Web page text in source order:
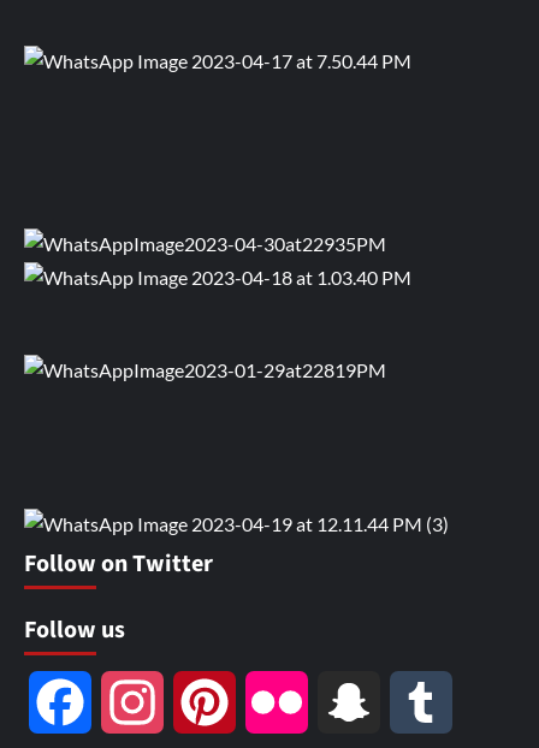
Follow on Twitter
Follow us
Facebook Instagram Pinterest Flickr Snapchat